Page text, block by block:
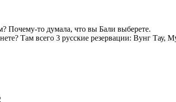
Почему-то думала, что вы Бали выберете.
Там всего 3 русские резервации: Вунг Тау,